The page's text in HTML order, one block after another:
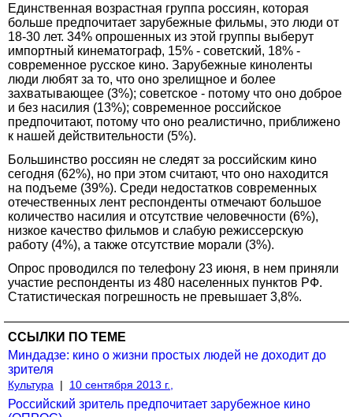
Единственная возрастная группа россиян, которая
больше предпочитает зарубежные фильмы, это люди от
18-30 лет. 34% опрошенных из этой группы выберут
импортный кинематограф, 15% - советский, 18% -
современное русское кино. Зарубежные киноленты
люди любят за то, что оно зрелищное и более
захватывающее (3%); советское - потому что оно доброе
и без насилия (13%); современное российское
предпочитают, потому что оно реалистично, приближено
к нашей действительности (5%).
Большинство россиян не следят за российским кино
сегодня (62%), но при этом считают, что оно находится
на подъеме (39%). Среди недостатков современных
отечественных лент респонденты отмечают большое
количество насилия и отсутствие человечности (6%),
низкое качество фильмов и слабую режиссерскую
работу (4%), а также отсутствие морали (3%).
Опрос проводился по телефону 23 июня, в нем приняли
участие респонденты из 480 населенных пунктов РФ.
Статистическая погрешность не превышает 3,8%.
ССЫЛКИ ПО ТЕМЕ
Миндадзе: кино о жизни простых людей не доходит до
зрителя
Культура | 10 сентября 2013 г.,
Российский зритель предпочитает зарубежное кино